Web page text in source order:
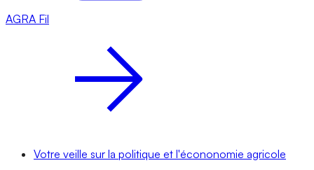
AGRA Fil
Votre veille sur la politique et l'écononomie agricole